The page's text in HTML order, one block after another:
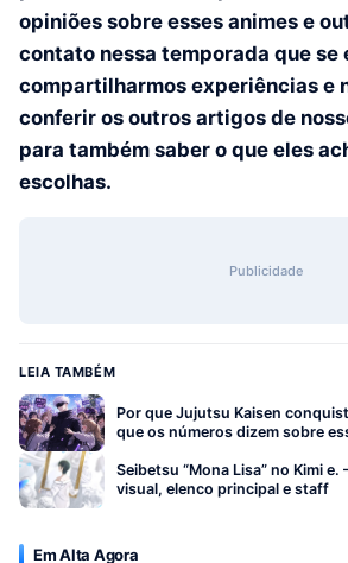
opiniões sobre esses animes e
contato nessa temporada que se
compartilharmos experiências e
conferir os outros artigos de
para também saber o que eles
escolhas.
Publicidade
LEIA TAMBÉM
Por que Jujutsu Kaisen
que os números dizem sobre
Seibetsu “Mona Lisa” no Kimi e.
visual, elenco principal e staff
Em Alta Agora